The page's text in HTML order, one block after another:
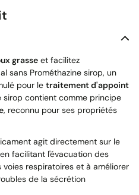
grasse et facilitez
sans Prométhazine sirop, un
pour le traitement d'appoint
contient comme principe
, reconnu pour ses propriétés
agit directement sur le
facilitant l'évacuation des
respiratoires et à améliorer
de la sécrétion